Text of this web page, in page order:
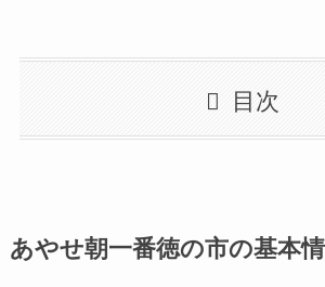
目次
あやせ朝一番徳の市の基本